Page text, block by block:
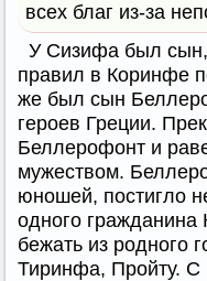
всех благ из-за
У Сизифа был сын,
правил в Коринфе
же был сын
героев Греции.
Беллерофонт и
мужеством.
юношей, постигло
одного
бежать из родного
Тиринфа, Пройту. С